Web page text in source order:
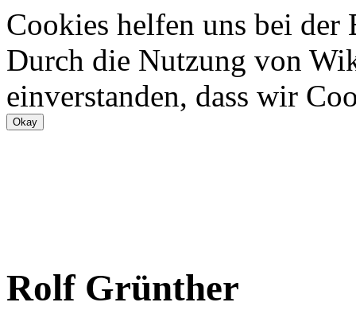
Cookies helfen uns bei
Durch die Nutzung von
einverstanden, dass wir
Rolf Grünther